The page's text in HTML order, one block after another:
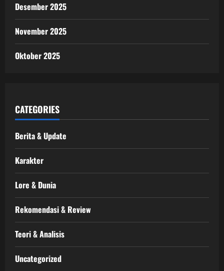
Desember 2025
November 2025
Oktober 2025
CATEGORIES
Berita & Update
Karakter
Lore & Dunia
Rekomendasi & Review
Teori & Analisis
Uncategorized